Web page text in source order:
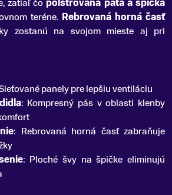
zatiaľ čo polstrovaná päta a špička
teréne. Rebrovaná horná časť
zostanú na svojom mieste aj pri
panely pre lepšiu ventiláciu
: Kompresný pás v oblasti klenby
: Rebrovaná horná časť zabraňuje
: Ploché švy na špičke eliminujú